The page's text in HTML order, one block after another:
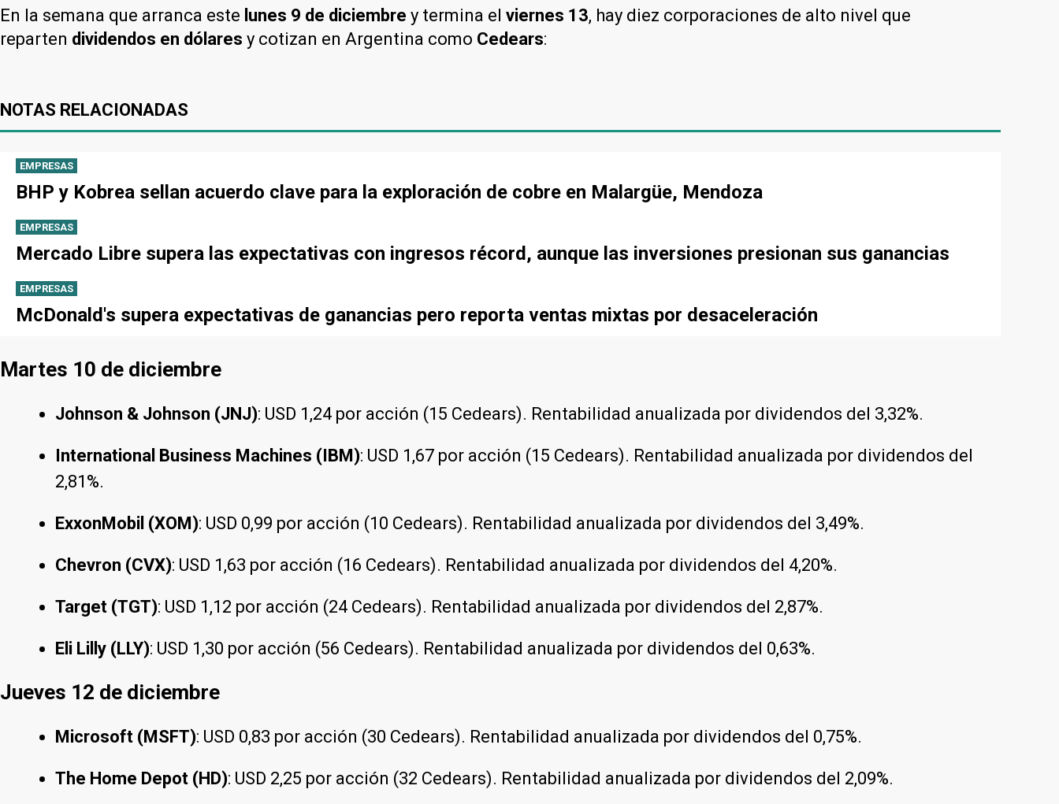
En la semana que arranca este lunes 9 de diciembre y termina el viernes 13, hay diez corporaciones de alto nivel que
reparten dividendos en dólares y cotizan en Argentina como Cedears:
NOTAS RELACIONADAS
EMPRESAS
BHP y Kobrea sellan acuerdo clave para la exploración de cobre en Malargüe, Mendoza
EMPRESAS
Mercado Libre supera las expectativas con ingresos récord, aunque las inversiones presionan sus ganancias
EMPRESAS
McDonald's supera expectativas de ganancias pero reporta ventas mixtas por desaceleración
Martes 10 de diciembre
Johnson & Johnson (JNJ): USD 1,24 por acción (15 Cedears). Rentabilidad anualizada por dividendos del 3,32%.
International Business Machines (IBM): USD 1,67 por acción (15 Cedears). Rentabilidad anualizada por dividendos del
2,81%.
ExxonMobil (XOM): USD 0,99 por acción (10 Cedears). Rentabilidad anualizada por dividendos del 3,49%.
Chevron (CVX): USD 1,63 por acción (16 Cedears). Rentabilidad anualizada por dividendos del 4,20%.
Target (TGT): USD 1,12 por acción (24 Cedears). Rentabilidad anualizada por dividendos del 2,87%.
Eli Lilly (LLY): USD 1,30 por acción (56 Cedears). Rentabilidad anualizada por dividendos del 0,63%.
Jueves 12 de diciembre
Microsoft (MSFT): USD 0,83 por acción (30 Cedears). Rentabilidad anualizada por dividendos del 0,75%.
The Home Depot (HD): USD 2,25 por acción (32 Cedears). Rentabilidad anualizada por dividendos del 2,09%.